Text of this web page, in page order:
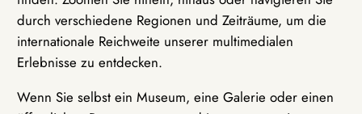
durch verschiedene Regionen und Zeiträume, um die
internationale Reichweite unserer multimedialen
Erlebnisse zu entdecken.
Wenn Sie selbst ein Museum, eine Galerie oder einen